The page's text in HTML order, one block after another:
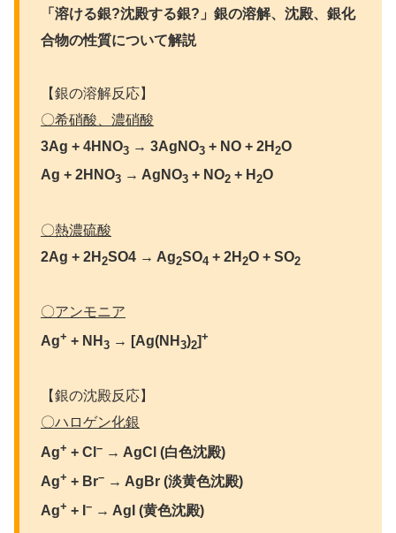
「溶ける銀?沈殿する銀?」銀の溶解、沈殿、銀化
合物の性質について解説
【銀の溶解反応】
〇希硝酸、濃硝酸
3Ag + 4HNO3 → 3AgNO3 + NO + 2H 2O
Ag + 2HNO3 → AgNO3 + NO2 + H 2O
〇熱濃硫酸
2Ag + 2H 2SO4 → Ag2SO4 + 2H 2O + SO2
〇アンモニア
Ag+ + NH 3 → [Ag(NH 3)2]+
【銀の沈殿反応】
〇ハロゲン化銀
Ag+ + Cl – → AgCl (白色沈殿)
Ag+ + Br– → AgBr (淡黄色沈殿)
Ag+ + I – → AgI (黄色沈殿)